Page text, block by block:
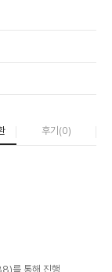
후기(0)
를 통해 진행